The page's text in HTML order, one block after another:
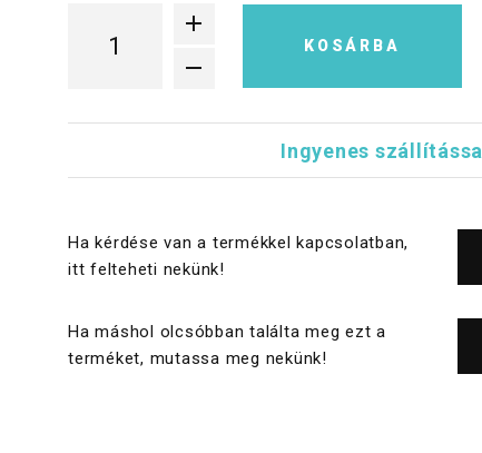
KOSÁRBA
Ingyenes szállítással
Ha kérdése van a termékkel kapcsolatban,
itt felteheti nekünk!
Ha máshol olcsóbban találta meg ezt a
terméket, mutassa meg nekünk!